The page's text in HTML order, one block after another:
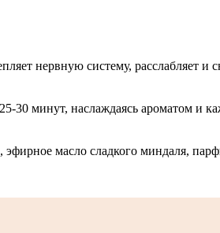
нервную систему, расслабляет
минут, наслаждаясь ароматом и
эфирное масло сладкого миндаля,